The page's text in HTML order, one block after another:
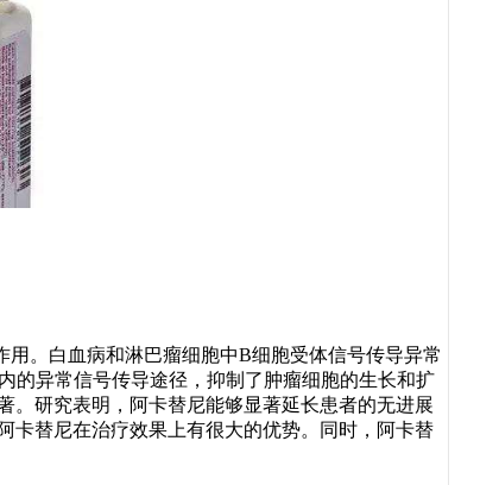
。白血病和淋巴瘤细胞中B细胞受体信号传导异常
的异常信号传导途径，抑制了肿瘤细胞的生长和扩
。研究表明，阿卡替尼能够显著延长患者的无进展
卡替尼在治疗效果上有很大的优势。同时，阿卡替